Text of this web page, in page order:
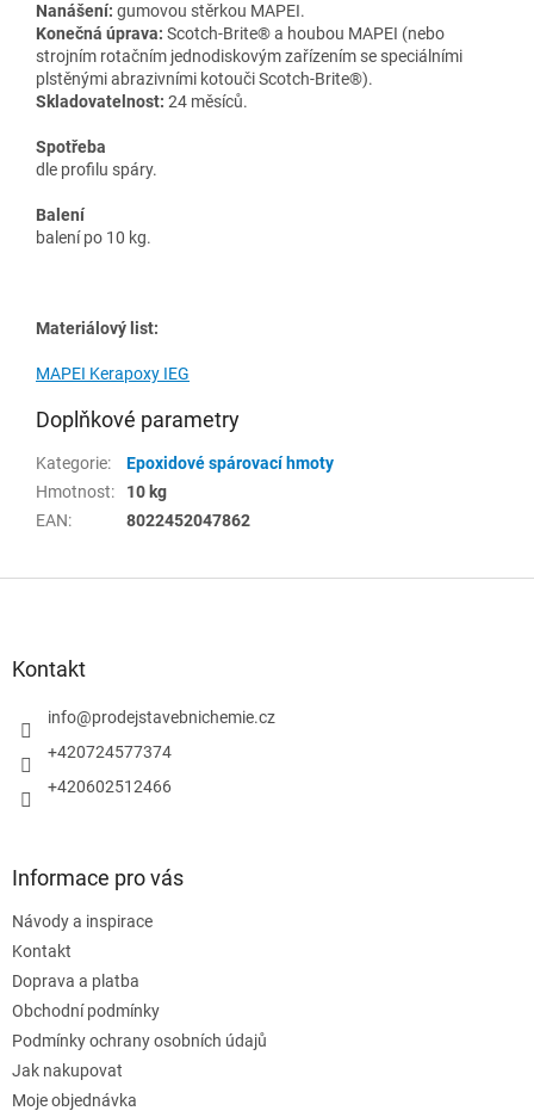
Nanášení: gumovou stěrkou MAPEI.
Konečná úprava: Scotch-Brite® a houbou MAPEI (nebo
strojním rotačním jednodiskovým zařízením se speciálními
plstěnými abrazivními kotouči Scotch-Brite®).
Skladovatelnost: 24 měsíců.
Spotřeba
dle profilu spáry.
Balení
balení po 10 kg.
Materiálový list:
MAPEI Kerapoxy IEG
Doplňkové parametry
Kategorie:
Epoxidové spárovací hmoty
Hmotnost:
10 kg
EAN: 8022452047862
Kontakt
info@prodejstavebnichemie.cz
+420724577374
+420602512466
Informace pro vás
Návody a inspirace
Kontakt
Doprava a platba
Obchodní podmínky
Podmínky ochrany osobních údajů
Jak nakupovat
Moje objednávka